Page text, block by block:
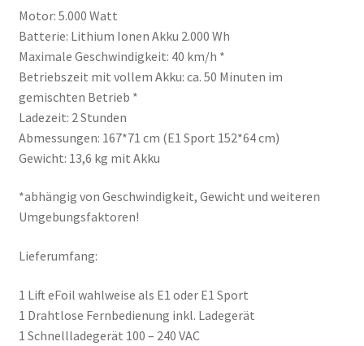
Motor: 5.000 Watt
Batterie: Lithium Ionen Akku 2.000 Wh
Maximale Geschwindigkeit: 40 km/h *
Betriebszeit mit vollem Akku: ca. 50 Minuten im
gemischten Betrieb *
Ladezeit: 2 Stunden
Abmessungen: 167*71 cm (E1 Sport 152*64 cm)
Gewicht: 13,6 kg mit Akku
*abhängig von Geschwindigkeit, Gewicht und weiteren
Umgebungsfaktoren!
Lieferumfang:
1 Lift eFoil wahlweise als E1 oder E1 Sport
1 Drahtlose Fernbedienung inkl. Ladegerät
1 Schnellladegerät 100 – 240 VAC